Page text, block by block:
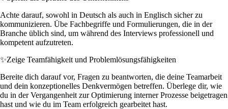
Achte darauf, sowohl in Deutsch als auch in Englisch sicher zu
kommunizieren. Übe Fachbegriffe und Formulierungen, die in der
Branche üblich sind, um während des Interviews professionell und
kompetent aufzutreten.
✨Zeige Teamfähigkeit und Problemlösungsfähigkeiten
Bereite dich darauf vor, Fragen zu beantworten, die deine Teamarbeit
und dein konzeptionelles Denkvermögen betreffen. Überlege dir, wie
du in der Vergangenheit zur Optimierung interner Prozesse beigetragen
hast und wie du im Team erfolgreich gearbeitet hast.